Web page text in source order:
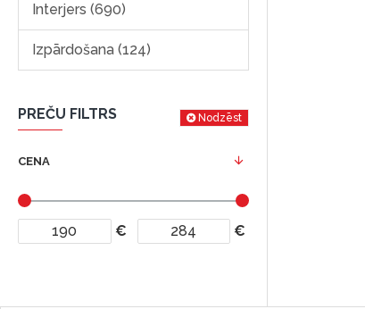
Interjers (690)
Izpārdošana (124)
PREČU FILTRS Nodzēst
CENA
€ €